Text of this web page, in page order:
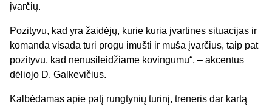
įvarčių.
Pozityvu, kad yra žaidėjų, kurie kuria įvartines situacijas ir
komanda visada turi progu imušti ir muša įvarčius, taip pat
pozityvu, kad nenusileidžiame kovingumu“, – akcentus
dėliojo D. Galkevičius.
Kalbėdamas apie patį rungtynių turinį, treneris dar kartą